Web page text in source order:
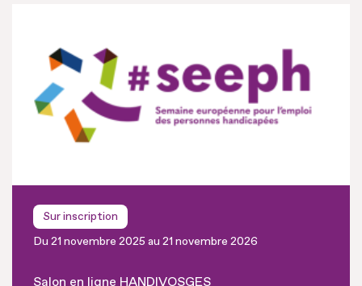
Sur inscription
Du 21 novembre 2025 au 21 novembre 2026
Salon en ligne HANDIVOSGES